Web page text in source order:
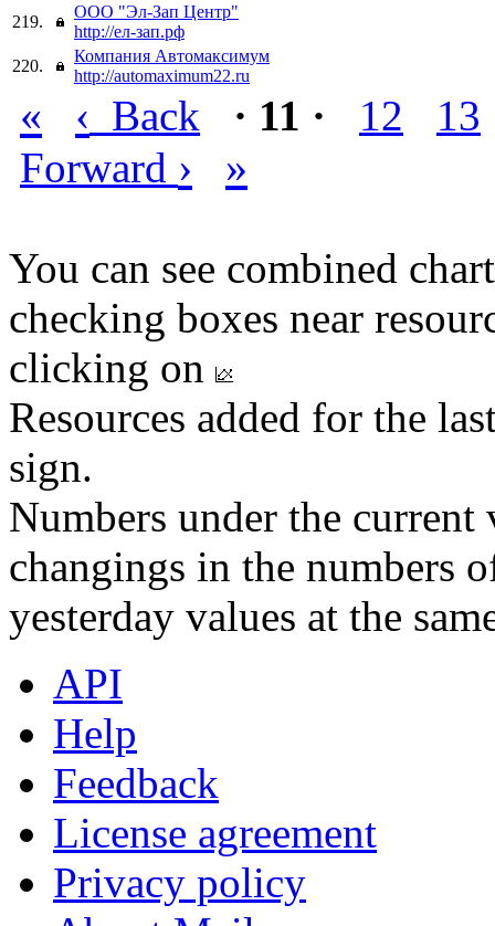
219.
ООО "Эл-Зап Центр"
http://ел-зап.рф
220.
Компания Автомаксимум
http://automaximum22.ru
« ‹ Back · 11 · 12
13
Forward › »
You can see combined
checking boxes near
clicking on
Resources added for the
sign.
Numbers under the
changings in the numbers
yesterday values at the
API
Help
Feedback
License agreement
Privacy policy